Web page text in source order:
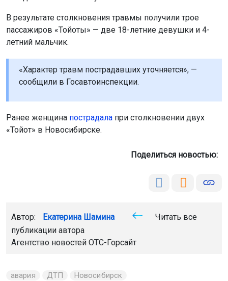
В результате столкновения травмы получили трое
пассажиров «Тойоты» — две 18-летние девушки и 4-
летний мальчик.
«Характер травм пострадавших уточняется», —
сообщили в Госавтоинспекции.
Ранее женщина пострадала при столкновении двух
«Тойот» в Новосибирске.
Поделиться новостью:
Автор: Екатерина Шамина
Читать все
публикации автора
Агентство новостей ОТС-Горсайт
авария ДТП Новосибирск